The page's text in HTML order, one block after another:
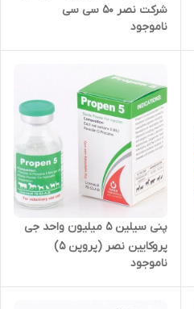
شرکت نصر 50 سی سی
ناموجود
پنی سیلین 5 میلیون واحد جی
پروکایین نصر (پروپن 5)
ناموجود